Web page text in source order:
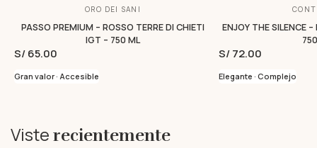
ORO DEI SANI
PASSO PREMIUM – ROSSO TERRE DI CHIETI
IGT – 750 ML
S/ 65.00
Gran valor · Accesible
ENJOY THE SILENCE
S/ 72.00
Elegante · Complejo
Viste recientemente